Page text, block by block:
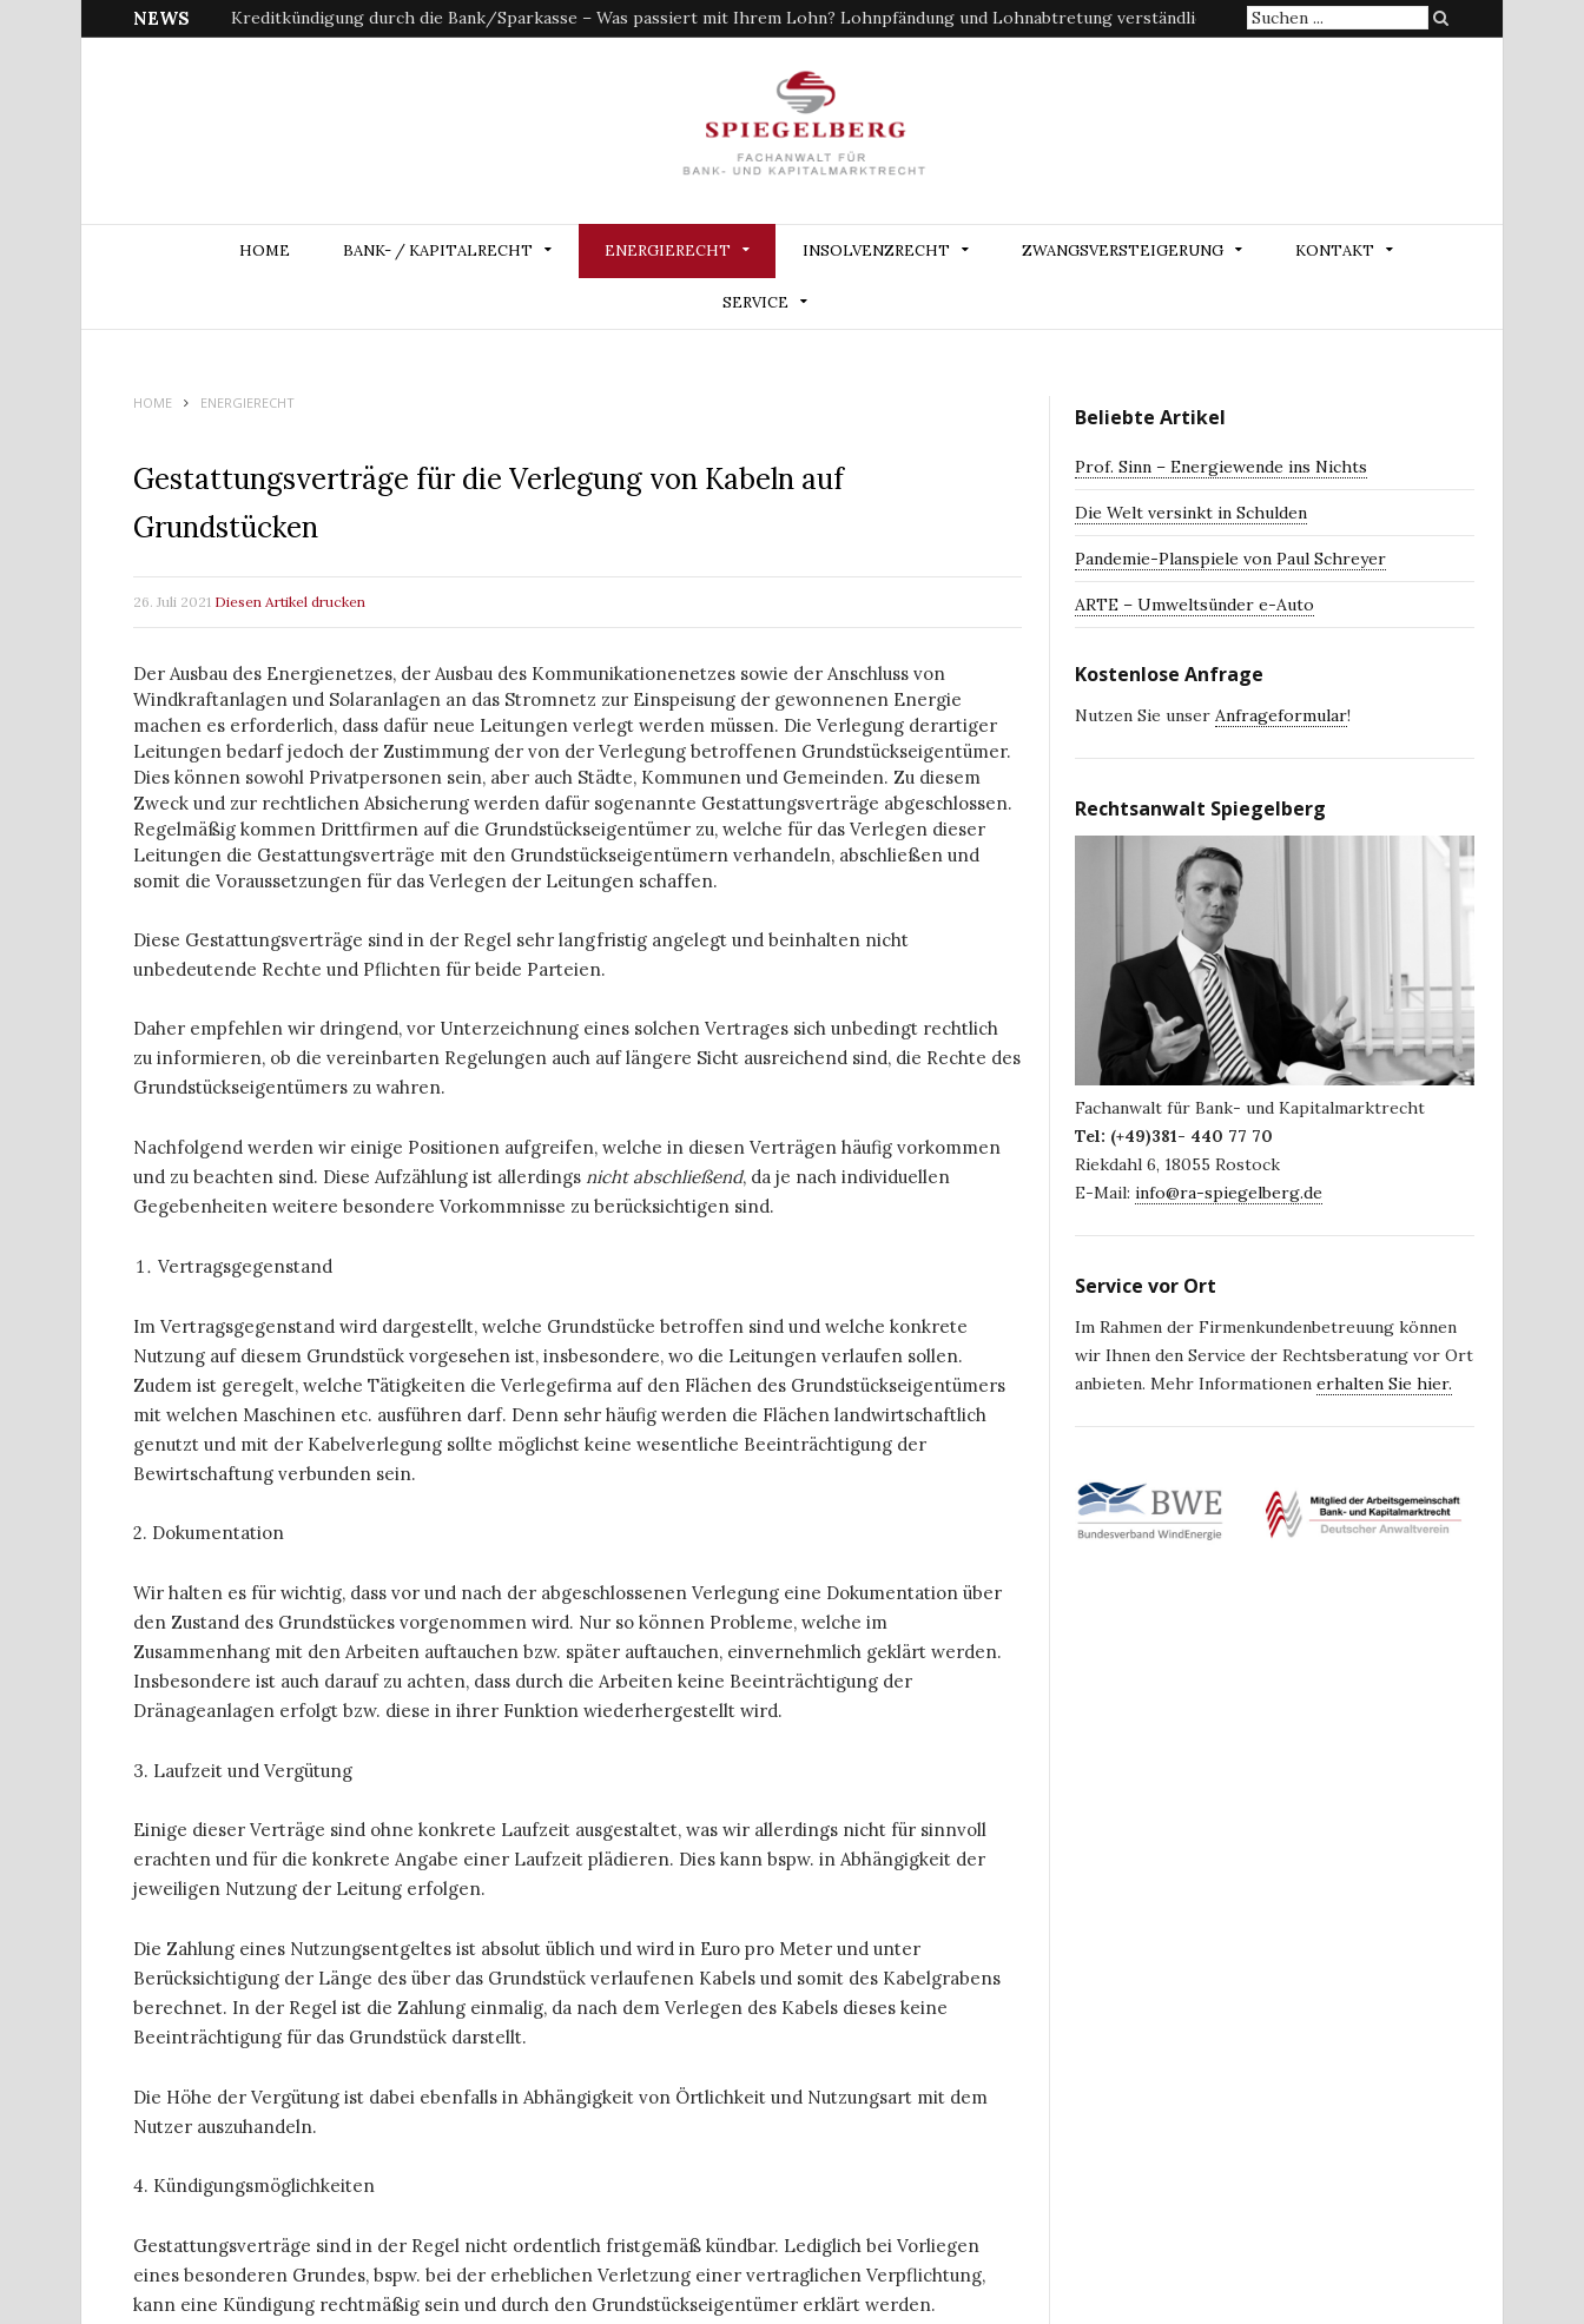
NEWS Kreditkündigung durch die Bank/Sparkasse – Was passiert mit Ihrem Lohn? Lohnpfändung und Lohnabtretung verständlich erklärtSuche
HOME BANK- / KAPITALRECHT ENERGIERECHT INSOLVENZRECHT ZWANGSVERSTEIGERUNG KONTAKT
SERVICE
HOME ENERGIERECHT
Gestattungsverträge für die Verlegung von Kabeln auf
Grundstücken
26. Juli 2021 Diesen Artikel drucken
Der Ausbau des Energienetzes, der Ausbau des Kommunikationenetzes sowie der Anschluss von
Windkraftanlagen und Solaranlagen an das Stromnetz zur Einspeisung der gewonnenen Energie
machen es erforderlich, dass dafür neue Leitungen verlegt werden müssen. Die Verlegung derartiger
Leitungen bedarf jedoch der Zustimmung der von der Verlegung betroffenen Grundstückseigentümer.
Dies können sowohl Privatpersonen sein, aber auch Städte, Kommunen und Gemeinden. Zu diesem
Zweck und zur rechtlichen Absicherung werden dafür sogenannte Gestattungsverträge abgeschlossen.
Regelmäßig kommen Drittfirmen auf die Grundstückseigentümer zu, welche für das Verlegen dieser
Leitungen die Gestattungsverträge mit den Grundstückseigentümern verhandeln, abschließen und
somit die Voraussetzungen für das Verlegen der Leitungen schaffen.
Diese Gestattungsverträge sind in der Regel sehr langfristig angelegt und beinhalten nicht
unbedeutende Rechte und Pflichten für beide Parteien.
Daher empfehlen wir dringend, vor Unterzeichnung eines solchen Vertrages sich unbedingt rechtlich
zu informieren, ob die vereinbarten Regelungen auch auf längere Sicht ausreichend sind, die Rechte des
Grundstückseigentümers zu wahren.
Nachfolgend werden wir einige Positionen aufgreifen, welche in diesen Verträgen häufig vorkommen
und zu beachten sind. Diese Aufzählung ist allerdings nicht abschließend, da je nach individuellen
Gegebenheiten weitere besondere Vorkommnisse zu berücksichtigen sind.
Vertragsgegenstand
Im Vertragsgegenstand wird dargestellt, welche Grundstücke betroffen sind und welche konkrete
Nutzung auf diesem Grundstück vorgesehen ist, insbesondere, wo die Leitungen verlaufen sollen.
Zudem ist geregelt, welche Tätigkeiten die Verlegefirma auf den Flächen des Grundstückseigentümers
mit welchen Maschinen etc. ausführen darf. Denn sehr häufig werden die Flächen landwirtschaftlich
genutzt und mit der Kabelverlegung sollte möglichst keine wesentliche Beeinträchtigung der
Bewirtschaftung verbunden sein.
2. Dokumentation
Wir halten es für wichtig, dass vor und nach der abgeschlossenen Verlegung eine Dokumentation über
den Zustand des Grundstückes vorgenommen wird. Nur so können Probleme, welche im
Zusammenhang mit den Arbeiten auftauchen bzw. später auftauchen, einvernehmlich geklärt werden.
Insbesondere ist auch darauf zu achten, dass durch die Arbeiten keine Beeinträchtigung der
Dränageanlagen erfolgt bzw. diese in ihrer Funktion wiederhergestellt wird.
3. Laufzeit und Vergütung
Einige dieser Verträge sind ohne konkrete Laufzeit ausgestaltet, was wir allerdings nicht für sinnvoll
erachten und für die konkrete Angabe einer Laufzeit plädieren. Dies kann bspw. in Abhängigkeit der
jeweiligen Nutzung der Leitung erfolgen.
Die Zahlung eines Nutzungsentgeltes ist absolut üblich und wird in Euro pro Meter und unter
Berücksichtigung der Länge des über das Grundstück verlaufenen Kabels und somit des Kabelgrabens
berechnet. In der Regel ist die Zahlung einmalig, da nach dem Verlegen des Kabels dieses keine
Beeinträchtigung für das Grundstück darstellt.
Die Höhe der Vergütung ist dabei ebenfalls in Abhängigkeit von Örtlichkeit und Nutzungsart mit dem
Nutzer auszuhandeln.
4. Kündigungsmöglichkeiten
Gestattungsverträge sind in der Regel nicht ordentlich fristgemäß kündbar. Lediglich bei Vorliegen
eines besonderen Grundes, bspw. bei der erheblichen Verletzung einer vertraglichen Verpflichtung,
kann eine Kündigung rechtmäßig sein und durch den Grundstückseigentümer erklärt werden.
Beliebte Artikel
Prof. Sinn – Energiewende ins Nichts
Die Welt versinkt in Schulden
Pandemie-Planspiele von Paul Schreyer
ARTE – Umweltsünder e-Auto
Kostenlose Anfrage
Nutzen Sie unser Anfrageformular!
Rechtsanwalt Spiegelberg
Fachanwalt für Bank- und Kapitalmarktrecht
Tel: (+49)381- 440 77 70
Riekdahl 6, 18055 Rostock
E-Mail: info@ra-spiegelberg.de
Service vor Ort
Im Rahmen der Firmenkundenbetreuung können
wir Ihnen den Service der Rechtsberatung vor Ort
anbieten. Mehr Informationen erhalten Sie hier.